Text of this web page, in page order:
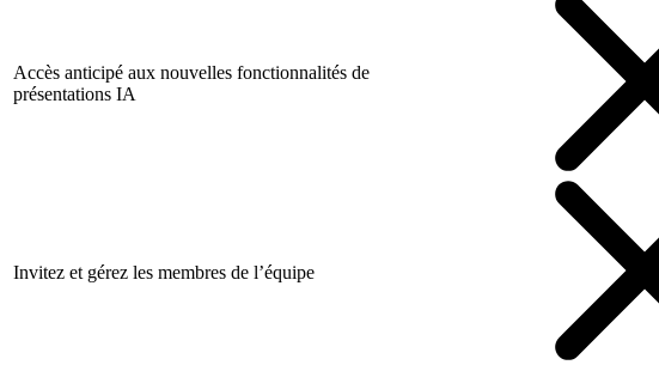
Accès anticipé aux nouvelles fonctionnalités de
présentations IA
Invitez et gérez les membres de l’équipe